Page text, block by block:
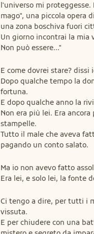
l'universo mi
mago", una piccola opera
una zona boschiva fuori
Un giorno incontrai la mia
Non può essere..."
E come dovrei stare? dissi
Dopo qualche tempo la
fortuna.
E dopo qualche anno la
Non era più lei. Era
stampelle.
Tutto il male che aveva
pagando un conto salato.
Ma io non avevo fatto
Era lei, e solo lei, la fonte
Ci tengo a dire, per tutti i
vissuta.
E per chiudere con una